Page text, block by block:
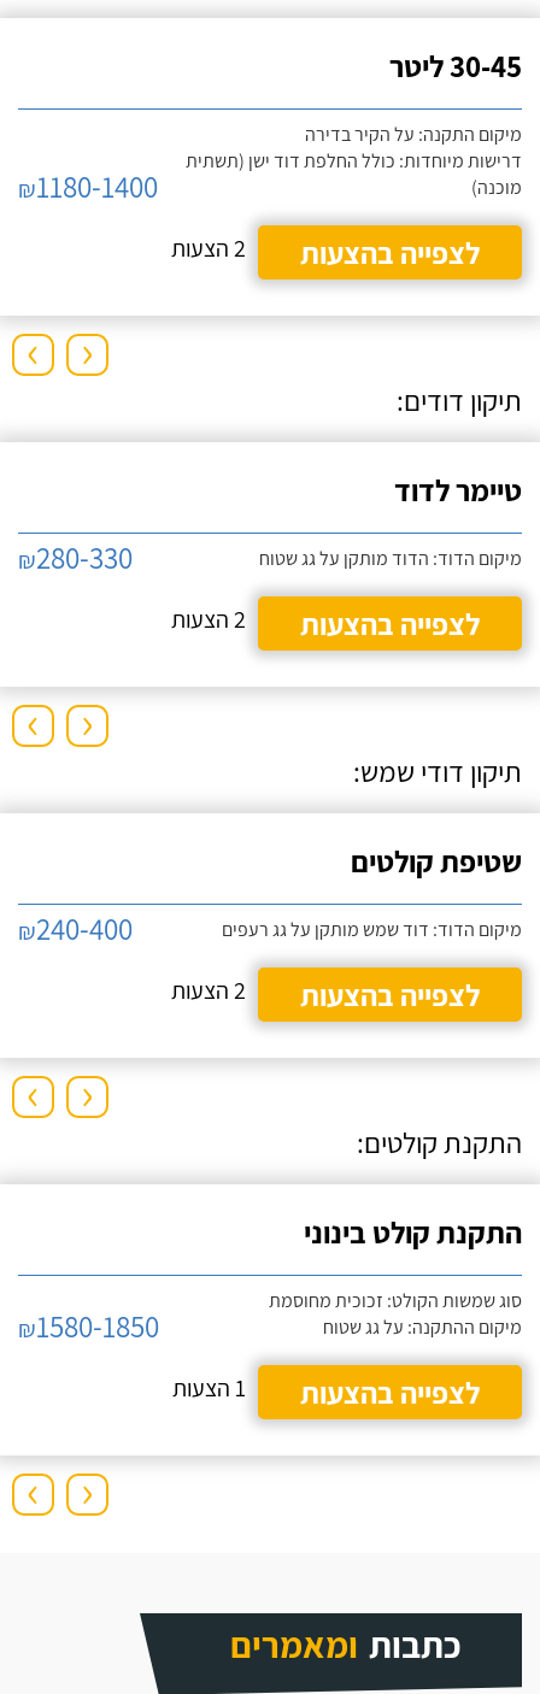
30-45 ליטר
מיקום התקנה: על הקיר בדירה
דרישות מיוחדות: כולל החלפת דוד ישן (תשתית
מוכנה)
₪1180-1400
לצפייה בהצעות
2 הצעות
› ‹
תיקון דודים:
טיימר לדוד
מיקום הדוד: הדוד מותקן על גג שטוח ₪280-330
לצפייה בהצעות
2 הצעות
› ‹
תיקון דודי שמש:
שטיפת קולטים
מיקום הדוד: דוד שמש מותקן על גג רעפים ₪240-400
לצפייה בהצעות
2 הצעות
› ‹
התקנת קולטים:
התקנת קולט בינוני
סוג שמשות הקולט: זכוכית מחוסמת
מיקום ההתקנה: על גג שטוח
₪1580-1850
לצפייה בהצעות
1 הצעות
› ‹
כתבות ומאמרים